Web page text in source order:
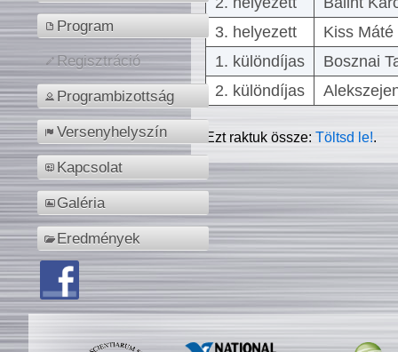
Program
Regisztráció
Programbizottság
Versenyhelyszín
Kapcsolat
Galéria
Eredmények
3. helyezett
Kiss
1. különdíjas
Bosznai
2. különdíjas
Ezt raktuk össze:Töltsd le!.